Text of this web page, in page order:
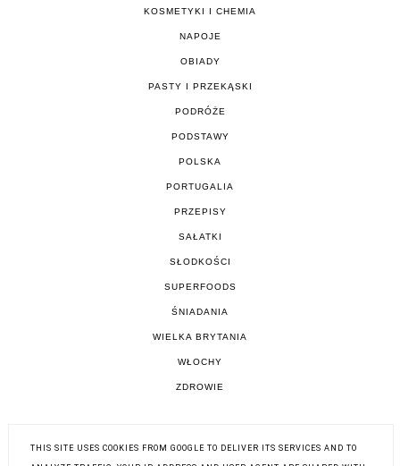
KOSMETYKI I CHEMIA
NAPOJE
OBIADY
PASTY I PRZEKĄSKI
PODRÓŻE
PODSTAWY
POLSKA
PORTUGALIA
PRZEPISY
SAŁATKI
SŁODKOŚCI
SUPERFOODS
ŚNIADANIA
WIELKA BRYTANIA
WŁOCHY
ZDROWIE
THIS SITE USES COOKIES FROM GOOGLE TO DELIVER ITS SERVICES AND TO